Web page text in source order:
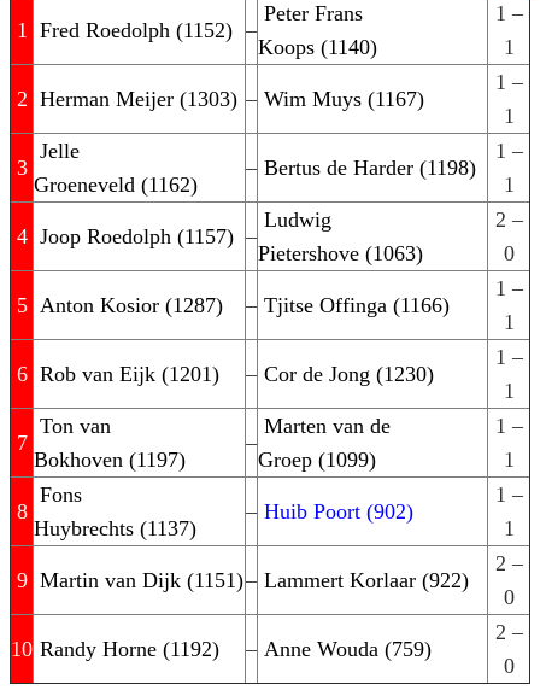
1 Fred Roedolph (1152) –
Peter Frans
Koops (1140)
1 –
1
2 Herman Meijer (1303) – Wim Muys (1167)
1 –
1
3
Jelle
Groeneveld (1162)
– Bertus de Harder (1198)
1 –
1
4 Joop Roedolph (1157) –
Ludwig
Pietershove (1063)
2 –
0
5 Anton Kosior (1287) – Tjitse Offinga (1166)
1 –
1
6 Rob van Eijk (1201) – Cor de Jong (1230)
1 –
1
7
Ton van
Bokhoven (1197)
–
Marten van de
Groep (1099)
1 –
1
8
Fons
Huybrechts (1137)
– Huib Poort (902)
1 –
1
9 Martin van Dijk (1151)– Lammert Korlaar (922)
2 –
0
10 Randy Horne (1192) – Anne Wouda (759)
2 –
0